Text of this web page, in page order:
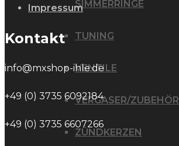
SIMMERRINGE
TUNING
VENTILE
VERGASER/ZUBEHÖR
ZÜNDKERZEN
Impressum
Kontakt
info@mxshop-ihle.de
+49 (0) 3735 6092184
+49 (0) 3735 6607266